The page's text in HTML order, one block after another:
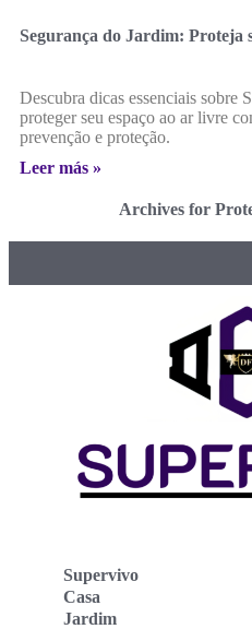
Segurança do Jardim: Proteja
Descubra dicas essenciais sobre
proteger seu espaço ao ar livre
prevenção e proteção.
Leer más »
Archives for
Supervivo
Casa
Jardim